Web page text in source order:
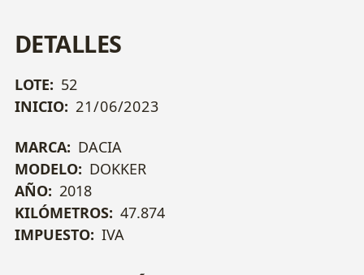
DETALLES
LOTE: 52
INICIO: 21/06/2023
MARCA: DACIA
MODELO: DOKKER
AÑO: 2018
KILÓMETROS: 47.874
IMPUESTO: IVA